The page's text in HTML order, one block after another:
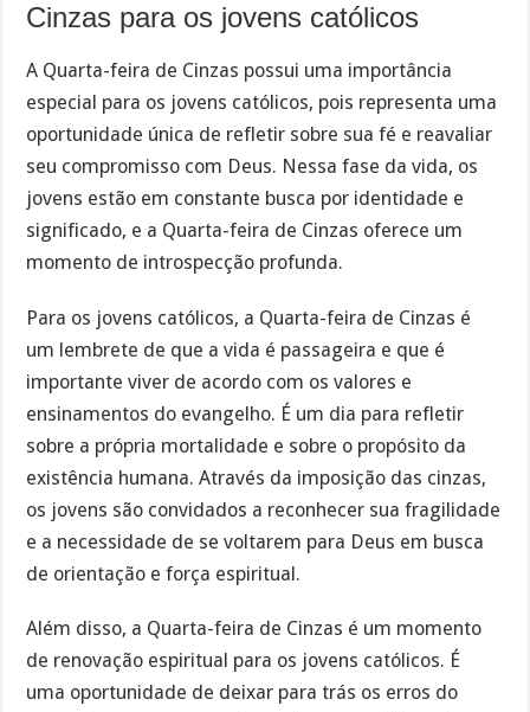
Cinzas para os jovens católicos
A Quarta-feira de Cinzas possui uma importância
especial para os jovens católicos, pois representa uma
oportunidade única de refletir sobre sua fé e reavaliar
seu compromisso com Deus. Nessa fase da vida, os
jovens estão em constante busca por identidade e
significado, e a Quarta-feira de Cinzas oferece um
momento de introspecção profunda.
Para os jovens católicos, a Quarta-feira de Cinzas é
um lembrete de que a vida é passageira e que é
importante viver de acordo com os valores e
ensinamentos do evangelho. É um dia para refletir
sobre a própria mortalidade e sobre o propósito da
existência humana. Através da imposição das cinzas,
os jovens são convidados a reconhecer sua fragilidade
e a necessidade de se voltarem para Deus em busca
de orientação e força espiritual.
Além disso, a Quarta-feira de Cinzas é um momento
de renovação espiritual para os jovens católicos. É
uma oportunidade de deixar para trás os erros do